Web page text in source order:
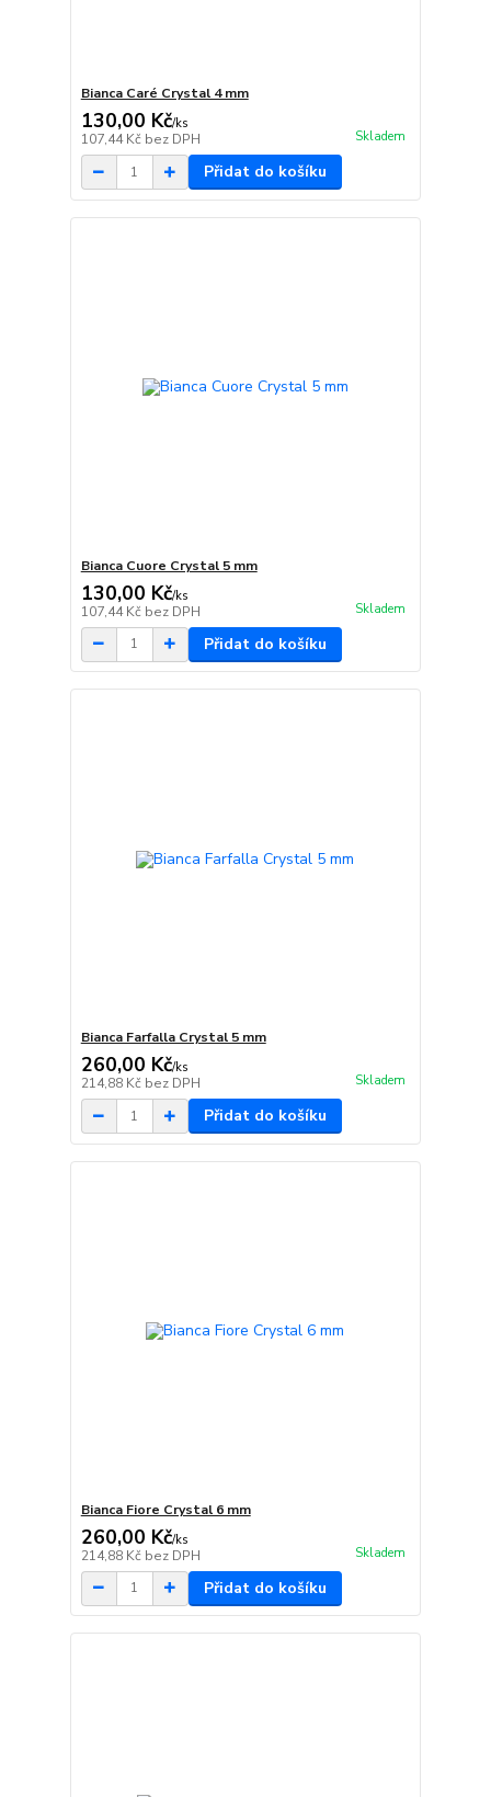
Bianca Caré Crystal 4 mm
130,00 Kč/ks
107,44 Kč bez DPH Skladem
Přidat do košíku
Bianca Cuore Crystal 5 mm
130,00 Kč/ks
107,44 Kč bez DPH Skladem
Přidat do košíku
Bianca Farfalla Crystal 5 mm
260,00 Kč/ks
214,88 Kč bez DPH Skladem
Přidat do košíku
Bianca Fiore Crystal 6 mm
260,00 Kč/ks
214,88 Kč bez DPH Skladem
Přidat do košíku